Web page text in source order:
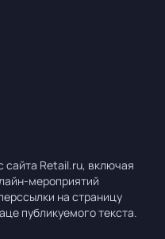
сайта Retail.ru, включая
мероприятий
на страницу
публикуемого текста.